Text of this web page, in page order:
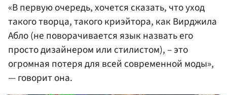
«В первую очередь, хочется сказать, что уход
такого творца, такого криэйтора, как Вирджила
Абло (не поворачивается язык назвать его
просто дизайнером или стилистом), – это
огромная потеря для всей современной моды»,
— говорит она.